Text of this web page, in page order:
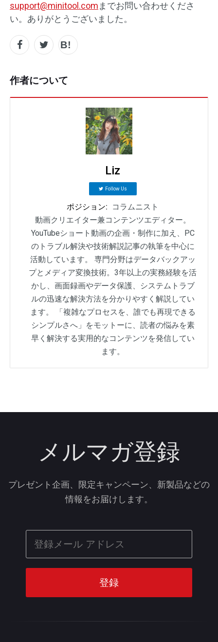
support@minitool.com までお問い合わせくださ
い。ありがとうございました。
作者について
Liz
Follow Us
ポジション:
コラムニスト
動画クリエイター兼コンテンツエディター。
YouTubeショート動画の企画・制作に加え、PC
のトラブル解決や技術解説記事の執筆を中心に
活動しています。 専門分野はデータバックアッ
プとメディア変換技術。3年以上の実務経験を活
かし、画面録画やデータ保護、システムトラブ
ルの迅速な解決方法を分かりやすく解説してい
ます。 「複雑なプロセスを、誰でも再現できる
シンプルさへ」をモットーに、読者の悩みを素
早く解決する実用的なコンテンツを発信してい
ます。
メルマガ登録
プレゼント企画、限定キャンペーン、新製品などの
情報をお届けします。